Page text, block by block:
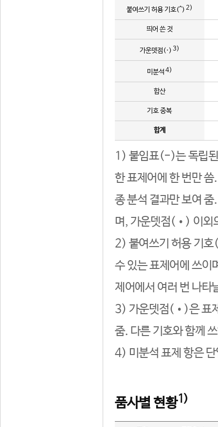
붙여쓰기 허용 기호(^) 2)
띄어 쓴 것
가운뎃점(·) 3)
미분석 4)
합산
기호 중복
합계
1) 붙임표(-)는 독립된
한 표제어에 한 번만
종 분석 결과만 보여
며, 가운뎃점(•) 이외
2) 붙여쓰기 허용 기호
수 있는 표제어에 쓰이
제어에서 여러 번 나타
3) 가운뎃점(•)은 표
줌. 다른 기호와 함께
4) 미분석 표제 항은
품사별 현황1)